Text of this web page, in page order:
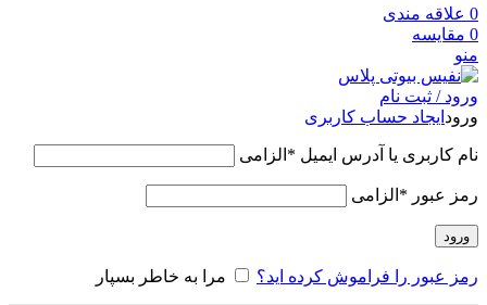
0 علاقه مندی
0 مقایسه
منو
ورود / ثبت نام
ورود ایجاد حساب کاربری
نام کاربری یا آدرس ایمیل * الزامی
رمز عبور * الزامی
ورود
رمز عبور را فراموش کرده اید؟ مرا به خاطر بسپار